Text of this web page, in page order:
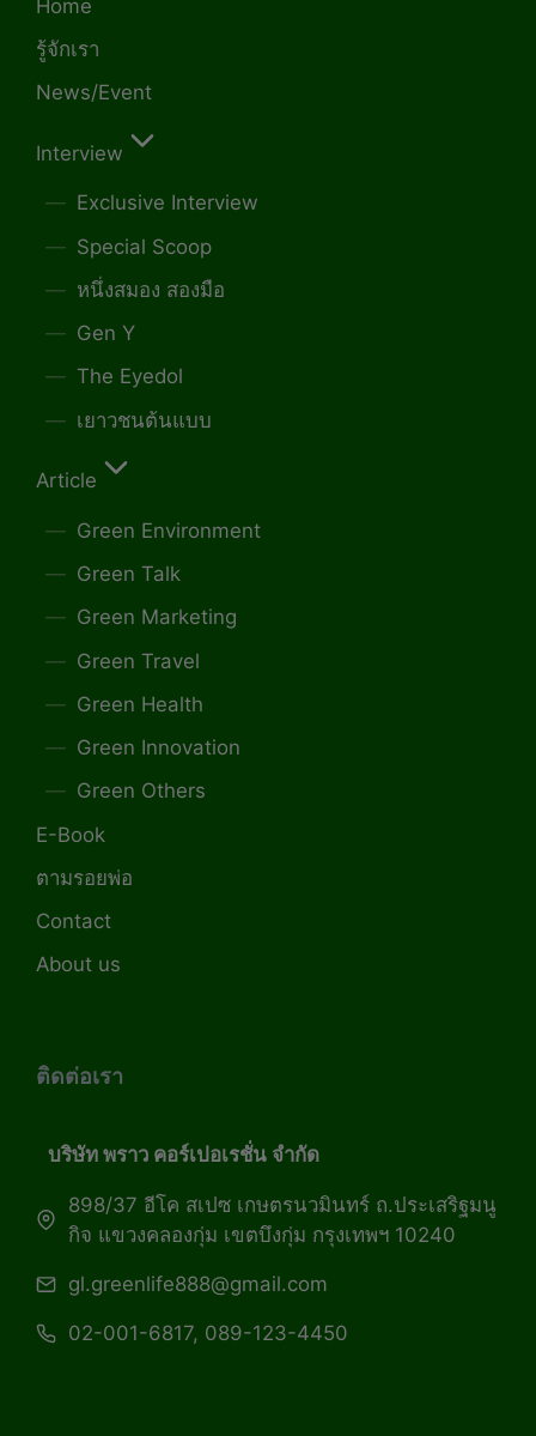
Home
รู้จักเรา
News/Event
Interview
Exclusive Interview
Special Scoop
หนึ่งสมอง สองมือ
Gen Y
The Eyedol
เยาวชนต้นแบบ
Article
Green Environment
Green Talk
Green Marketing
Green Travel
Green Health
Green Innovation
Green Others
E-Book
ตามรอยพ่อ
Contact
About us
ติดต่อเรา
บริษัท พราว คอร์เปอเรชั่น จำกัด
898/37 อีโค สเปซ เกษตรนวมินทร์ ถ.ประเสริฐมนู
กิจ แขวงคลองกุ่ม เขตบึงกุ่ม กรุงเทพฯ 10240
gl.greenlife888@gmail.com
02-001-6817, 089-123-4450